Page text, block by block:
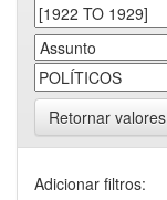
Retornar valores
Adicionar filtros: